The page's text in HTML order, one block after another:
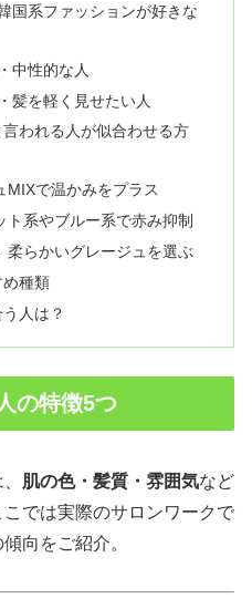
国系ファッションが好きな
中性的な人
髪を軽く見せたい人
われる人が似合わせる方
で温かみをプラス
系やブルー系で赤み抑制
らかいグレージュを選ぶ
種類
人は？
の特徴5つ
肌の色・髪質・雰囲気など
では実際のサロンワークで
向をご紹介。